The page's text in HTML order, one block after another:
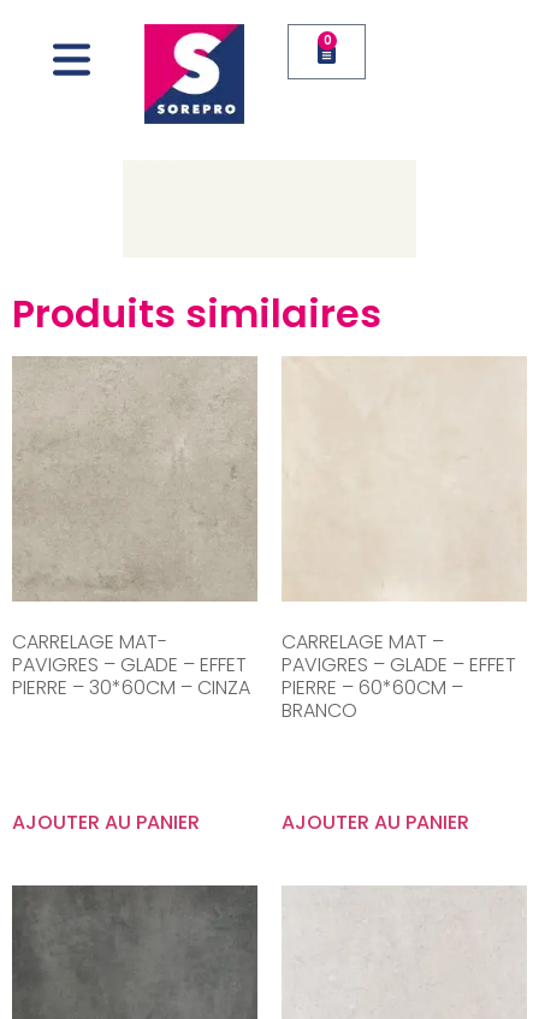
0
Produits similaires
CARRELAGE MAT-
PAVIGRES – GLADE – EFFET
PIERRE – 30*60CM – CINZA
AJOUTER AU PANIER
CARRELAGE MAT –
PAVIGRES – GLADE – EFFET
PIERRE – 60*60CM –
BRANCO
AJOUTER AU PANIER